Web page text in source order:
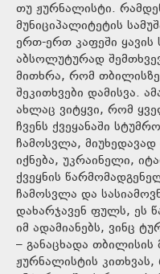
თუ ჟურნალისტი.
მუნიციპალიტეტის
ერთ-ერთ კაფეში
აბსოლუტურად
მითხრა, რომ
შეკითხვები დამისვა.
ახლაც ვიტყვი, რომ
ჩვენს ქვეყანაში
ჩამოსვლა,
იქნება, უკრაინელი,
ქვეყნის
ჩამოსვლა და
დახარჯავენ ფულს, ეს
იმ ადამიანებს, ვინც
– განაცხადა თბილისის
ჟურნალისტის